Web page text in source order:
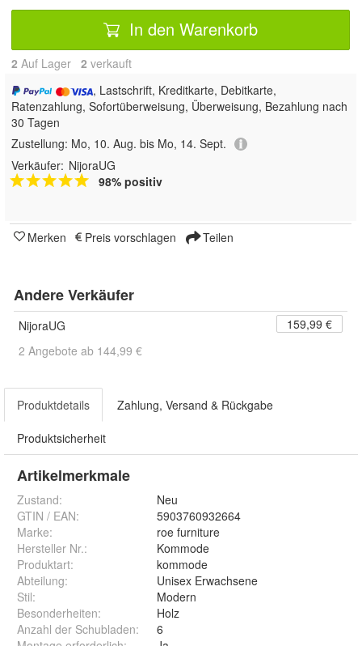
In den Warenkorb
2 Auf Lager 2 verkauft
, Lastschrift, Kreditkarte, Debitkarte,
Ratenzahlung, Sofortüberweisung, Überweisung, Bezahlung nach
30 Tagen
Zustellung: Mo, 10. Aug. bis Mo, 14. Sept.
Verkäufer: NijoraUG
98% positiv
Merken Preis vorschlagen Teilen
Andere Verkäufer
NijoraUG
159,99 €
2 Angebote ab 144,99 €
Produktdetails Zahlung, Versand & Rückgabe
Produktsicherheit
Artikelmerkmale
Zustand:
Neu
GTIN / EAN:
5903760932664
Marke:
roe furniture
Hersteller Nr.:
Kommode
Produktart:
kommode
Abteilung:
Unisex Erwachsene
Stil:
Modern
Besonderheiten:
Holz
Anzahl der Schubladen:
6